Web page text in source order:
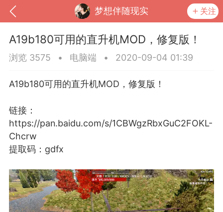
梦想伴随现实 关注
A19b180可用的直升机MOD，修复版！
浏览 3575 • 电脑端 • 2020-09-04 01:39
A19b180可用的直升机MOD，修复版！
链接：
https://pan.baidu.com/s/1CBWgzRbxGuC2FOKL-
Chcrw
提取码：gdfx